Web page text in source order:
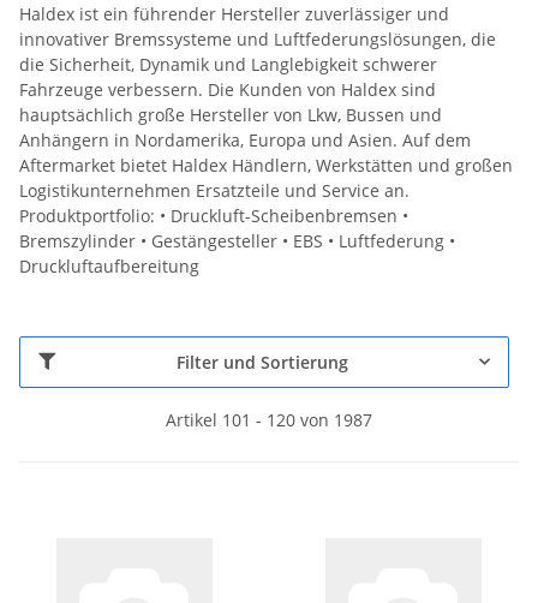
Haldex ist ein führender Hersteller zuverlässiger und
innovativer Bremssysteme und Luftfederungslösungen, die
die Sicherheit, Dynamik und Langlebigkeit schwerer
Fahrzeuge verbessern. Die Kunden von Haldex sind
hauptsächlich große Hersteller von Lkw, Bussen und
Anhängern in Nordamerika, Europa und Asien. Auf dem
Aftermarket bietet Haldex Händlern, Werkstätten und großen
Logistikunternehmen Ersatzteile und Service an.
Produktportfolio: • Druckluft-Scheibenbremsen •
Bremszylinder • Gestängesteller • EBS • Luftfederung •
Druckluftaufbereitung
Filter und Sortierung
Artikel 101 - 120 von 1987